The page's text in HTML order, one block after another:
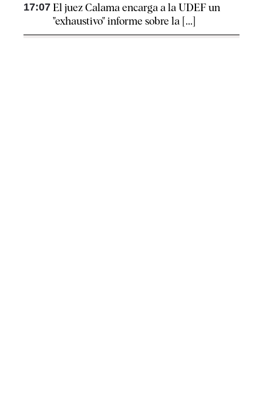
17:07 El juez Calama encarga a la UDEF un
"exhaustivo" informe sobre la [...]